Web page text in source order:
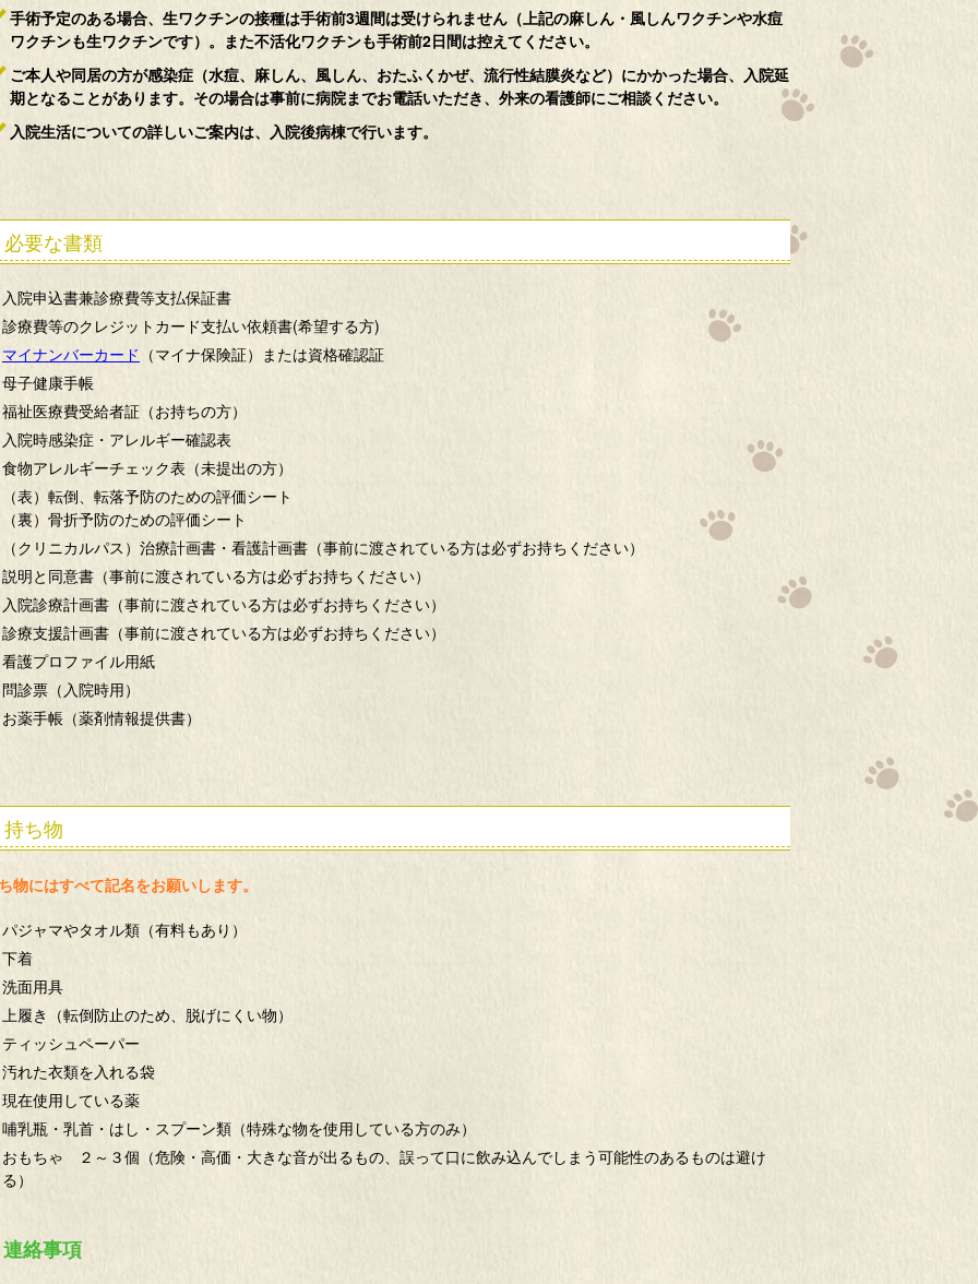
手術予定のある場合、生ワクチンの接種は手術前3週間は受けられません（上記の麻しん・風しんワクチンや水痘
ワクチンも生ワクチンです）。また不活化ワクチンも手術前2日間は控えてください。
ご本人や同居の方が感染症（水痘、麻しん、風しん、おたふくかぜ、流行性結膜炎など）にかかった場合、入院延
期となることがあります。その場合は事前に病院までお電話いただき、外来の看護師にご相談ください。
入院生活についての詳しいご案内は、入院後病棟で行います。
必要な書類
入院申込書兼診療費等支払保証書
診療費等のクレジットカード支払い依頼書(希望する方)
マイナンバーカード （マイナ保険証）または資格確認証
母子健康手帳
福祉医療費受給者証（お持ちの方）
入院時感染症・アレルギー確認表
食物アレルギーチェック表（未提出の方）
（表）転倒、転落予防のための評価シート
（裏）骨折予防のための評価シート
（クリニカルパス）治療計画書・看護計画書（事前に渡されている方は必ずお持ちください）
説明と同意書（事前に渡されている方は必ずお持ちください）
入院診療計画書（事前に渡されている方は必ずお持ちください）
診療支援計画書（事前に渡されている方は必ずお持ちください）
看護プロファイル用紙
問診票（入院時用）
お薬手帳（薬剤情報提供書）
持ち物
物にはすべて記名をお願いします。
パジャマやタオル類（有料もあり）
下着
洗面用具
上履き（転倒防止のため、脱げにくい物）
ティッシュペーパー
汚れた衣類を入れる袋
現在使用している薬
哺乳瓶・乳首・はし・スプーン類（特殊な物を使用している方のみ）
おもちゃ ２～３個（危険・高価・大きな音が出るもの、誤って口に飲み込んでしまう可能性のあるものは避け
る）
連絡事項